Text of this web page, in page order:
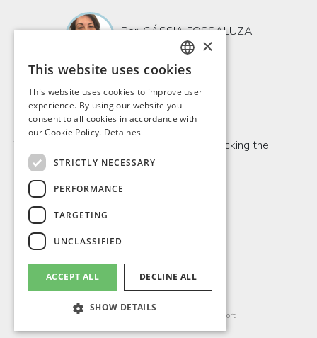
Por: CÁSSIA FOSSALUZA
Comentários
To be able to comment, please log in by clicking the
button below.
LOGIN
LEAG GROUP SA / SWITZERLAND.
© All rights reserved.
CHE-292.051.064
Terms Of Use
Report
PORTUGUESE
ENGLISH
SPANISH
×
This website uses cookies
This website uses cookies to improve user
experience. By using our website you
consent to all cookies in accordance with
our Cookie Policy. Detalhes
STRICTLY NECESSARY
PERFORMANCE
TARGETING
UNCLASSIFIED
ACCEPT ALL DECLINE ALL
SHOW DETAILS